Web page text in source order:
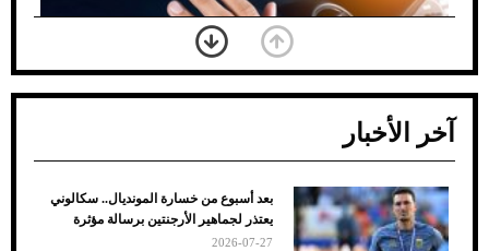
ضعف تبريد مكيف السيارة عند الوقوف.. أشهر
الأسباب والحلول
آخر الأخبار
بعد أسبوع من خسارة المونديال.. سكالوني
يعتذر لجماهير الأرجنتين برسالة مؤثرة
2026-07-27